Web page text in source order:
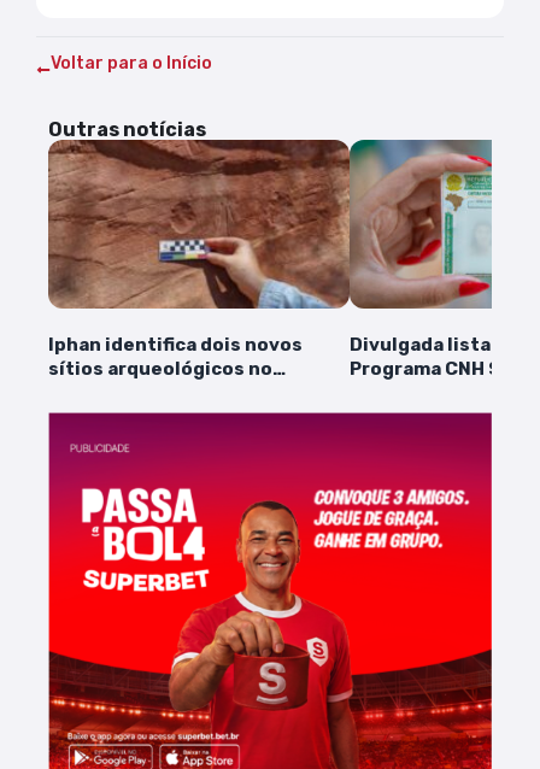
Voltar para o Início
Outras notícias
Iphan identifica dois novos
sítios arqueológicos no
Divulgada lista de
Programa CNH